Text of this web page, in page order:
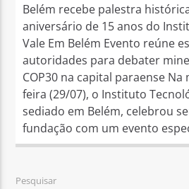
Belém recebe palestra
aniversário de 15 anos do
Vale Em Belém Evento reúne
autoridades para debater
COP30 na capital paraense
feira (29/07), o Instituto
sediado em Belém, celebrou
fundação com um evento
Pesquisar